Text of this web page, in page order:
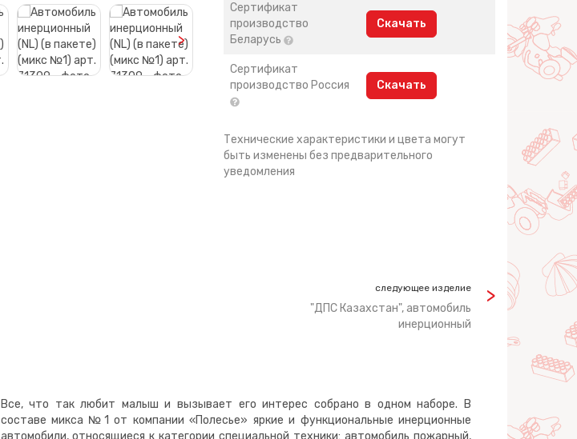
>
Сертификат
производство
Беларусь
Скачать
Сертификат
производство Россия
Скачать
Технические характеристики и цвета могут
быть изменены без предварительного
уведомления
следующее изделие
"ДПС Казахстан", автомобиль
инерционный
Все, что так любит малыш и вызывает его интерес собрано в одном наборе. В
составе микса №1 от компании «Полесье» яркие и функциональные инерционные
автомобили, относящиеся к категории специальной техники: автомобиль пожарный,